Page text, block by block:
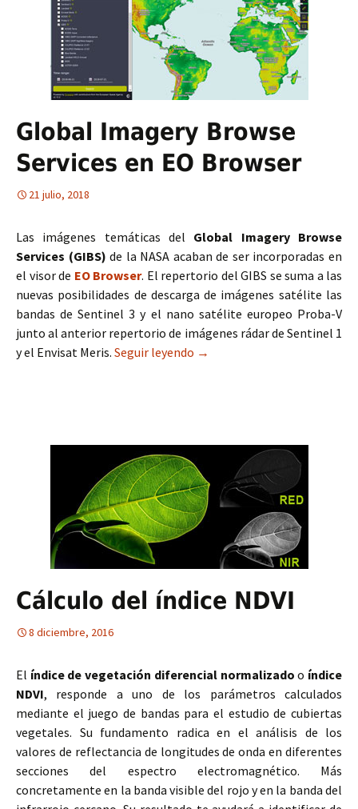
Global Imagery Browse
Services en EO Browser
21 julio, 2018
Las imágenes temáticas del Global Imagery Browse
Services (GIBS)de la NASA acaban de ser incorporadas en
el visor de EO Browser. El repertorio del GIBS se suma a las
nuevas posibilidades de descarga de imágenes satélite las
bandas de Sentinel 3 y el nano satélite europeo Proba-V
junto al anterior repertorio de imágenes rádar de Sentinel 1
y el Envisat Meris. Seguir leyendo Global Imagery Browse
→
Cálculo del índice NDVI
8 diciembre, 2016
El índice de vegetación diferencial normalizadoo índice
NDVI, responde a uno de los parámetros calculados
mediante el juego de bandas para el estudio de cubiertas
vegetales. Su fundamento radica en el análisis de los
valores de reflectancia de longitudes de onda en diferentes
secciones del espectro electromagnético. Más
concretamente en la banda visible del rojo y en la banda del